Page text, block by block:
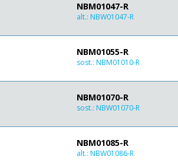
6÷6.5
15
83 (5V)
85 (5V)
NBM01047-R
alt.: NBW01047-R
NBM01055-R
sost.: NBM01010-R
NBM01070-R
sost.: NBW01070-R
NBM01085-R
alt.: NBW01086-R